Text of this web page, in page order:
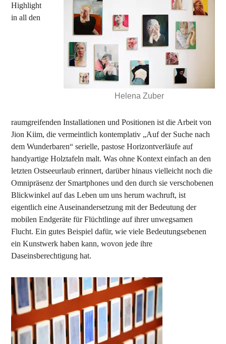
Helena Zuber
Highlight
in all den
raumgreifenden Installationen und Positionen ist die Arbeit von
Jion Kiim, die vermeintlich kontemplativ „Auf der Suche nach
dem Wunderbaren“ serielle, pastose Horizontverläufe auf
handyartige Holztafeln malt. Was ohne Kontext einfach an den
letzten Ostseeurlaub erinnert, darüber hinaus vielleicht noch die
Omnipräsenz der Smartphones und den durch sie verschobenen
Blickwinkel auf das Leben um uns herum wachruft, ist
eigentlich eine Auseinandersetzung mit der Bedeutung der
mobilen Endgeräte für Flüchtlinge auf ihrer unwegsamen
Flucht. Ein gutes Beispiel dafür, wie viele Bedeutungsebenen
ein Kunstwerk haben kann, wovon jede ihre
Daseinsberechtigung hat.